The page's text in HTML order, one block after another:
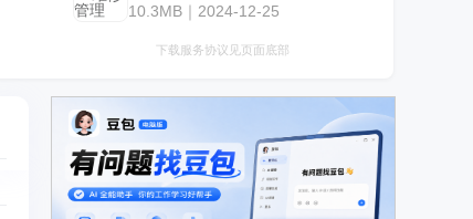
10.3MB｜2024-12-25
下载服务协议见页面底部